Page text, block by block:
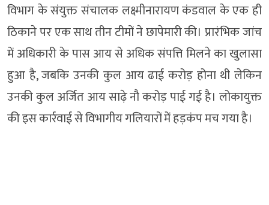
विभाग के संयुक्त संचालक लक्ष्मीनारायण कंडवाल के एक ही
ठिकाने पर एक साथ तीन टीमों ने छापेमारी की। प्रारंभिक जांच
में अधिकारी के पास आय से अधिक संपत्ति मिलने का खुलासा
हुआ है, जबकि उनकी कुल आय ढाई करोड़ होना थी लेकिन
उनकी कुल अर्जित आय साढ़े नौ करोड़ पाई गई है। लोकायुक्त
की इस कार्रवाई से विभागीय गलियारों में हड़कंप मच गया है।